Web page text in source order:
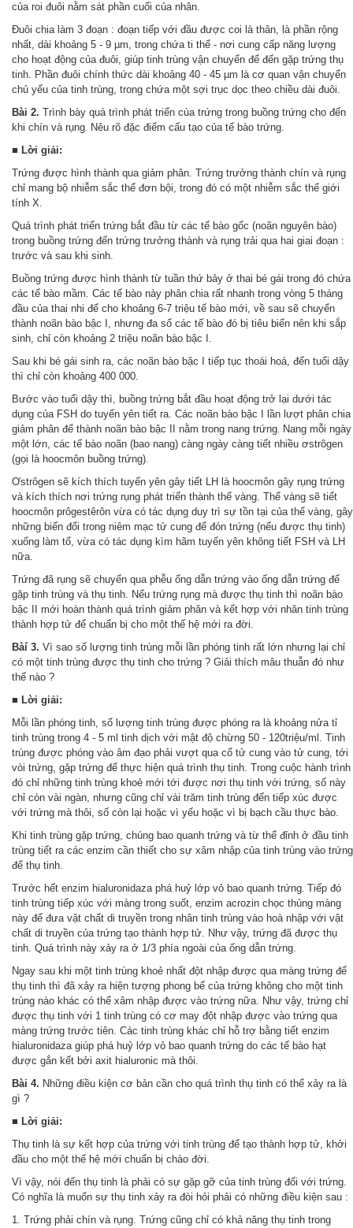
của roi đuôi nằm sát phần cuối của nhân.
Đuôi chia làm 3 đoạn : đoạn tiếp với đầu được coi là thân, là phần rộng
nhất, dài khoảng 5 - 9 µm, trong chứa ti thể - nơi cung cấp năng lượng
cho hoạt động của đuôi, giúp tinh trùng vận chuyển để đến gặp trứng thụ
tinh. Phần đuôi chính thức dài khoảng 40 - 45 µm là cơ quan vận chuyển
chủ yếu của tinh trùng, trong chứa một sợi trục dọc theo chiều dài đuôi.
Bài 2. Trình bày quá trình phát triển cùa trứng trong buồng trứng cho đến
khi chín và rụng Nêu rõ đặc điểm cấu tạo của tế bào trứng.
■ Lời giải:
Trứng được hình thành qua giảm phân. Trứng trưởng thành chín và rụng
chỉ mang bộ nhiễm sắc thể đơn bội, trong đó có một nhiễm sắc thể giới
tính X.
Quá trình phát triển trứng bắt đầu từ các tế bào gốc (noãn nguyên bào)
trong buồng trứng đến trứng trưởng thành và rụng trải qua hai giai đoạn :
trước và sau khi sinh.
Buồng trứng được hình thành từ tuần thứ bảy ở thai bé gái trong đó chứa
các tế bào mầm. Các tế bào này phân chia rất nhanh trong vòng 5 tháng
đầu của thai nhi để cho khoảng 6-7 triệu tế bào mới, về sau sẽ chuyển
thành noãn bào bậc I, nhưng đa số các tế bào đó bị tiêu biến nên khi sắp
sinh, chỉ còn khoảng 2 triệu noãn bào bậc I.
Sau khi bé gái sinh ra, các noãn bào bậc I tiếp tục thoái hoá, đến tuổi dậy
thì chỉ còn khoảng 400 000.
Bước vào tuổi dậy thì, buồng trứng bắt đầu hoạt động trở lại dưới tác
dụng của FSH do tuyến yên tiết ra. Các noãn bào bậc I lần lượt phân chia
giảm phân để thành noãn bào bậc II nằm trong nang trứng Nang mỗi ngày
một lớn, các tế bào noãn (bao nang) càng ngày càng tiết nhiều ơstrôgen
(gọi là hoocmôn buồng trứng).
Ơstrôgen sẽ kích thích tuyến yên gây tiết LH là hoocmôn gây rụng trứng
và kích thích nơi trứng rụng phát triển thành thể vàng. Thể vàng sẽ tiết
hoocmôn prôgestêrôn vừa có tác dụng duy trì sự tồn tại của thể vàng, gây
những biến đổi trong niêm mạc tử cung để đón trứng (nếu được thụ tinh)
xuống làm tổ, vừa có tác dụng kìm hãm tuyến yên không tiết FSH và LH
nữa.
Trứng đã rụng sẽ chuyển qua phễu ống dẫn trứng vào ống dẫn trứng để
gặp tinh trùng và thụ tinh. Nếu trứng rụng mà được thụ tinh thì noãn bào
bậc II mới hoàn thành quá trình giảm phân và kết hợp với nhân tinh trùng
thành hợp tử để chuẩn bị cho một thế hệ mới ra đời.
Bàí 3. Vì sao số lượng tinh trùng mỗi lần phóng tinh rất lớn nhưng lại chỉ
có một tinh trùng được thụ tinh cho trứng ? Giải thích mâu thuẫn đó như
thế nào ?
■ Lời giải:
Mỗi lần phóng tinh, số lượng tinh trùng được phóng ra là khoảng nửa tỉ
tinh trùng trong 4 - 5 ml tinh dịch với mật độ chừng 50 - 120triệu/ml. Tinh
trùng được phóng vào âm đạo phải vượt qua cổ tử cung vào tử cung, tới
vòi trứng, gặp trứng để thực hiện quá trình thụ tinh. Trong cuộc hành trình
đó chỉ những tinh trùng khoẻ mới tới được nơi thụ tinh với trứng, số này
chỉ còn vài ngàn, nhưng cũng chỉ vài trăm tinh trùng đến tiếp xúc được
với trứng mà thôi, số còn lại hoặc vì yếu hoặc vì bị bạch cầu thực bào.
Khi tinh trùng gặp trứng, chúng bao quanh trứng và từ thể đỉnh ở đầu tinh
trùng tiết ra các enzim cần thiết cho sự xâm nhập của tinh trùng vào trứng
để thụ tinh.
Trước hết enzim hialuronidaza phá huỷ lớp vỏ bao quanh trứng Tiếp đó
tinh trùng tiếp xúc với màng trong suốt, enzim acrozin chọc thủng màng
này để đưa vật chất di truyền trong nhân tinh trùng vào hoà nhập với vật
chất di truyền của trứng tạo thành hợp tử. Như vậy, trứng đã được thụ
tinh. Quá trình này xảy ra ở 1/3 phía ngoài của ống dẫn trứng.
Ngay sau khi một tinh trùng khoẻ nhất đột nhập được qua màng trứng để
thụ tinh thì đã xảy ra hiện tượng phong bế của trứng không cho một tinh
trùng nào khác có thể xâm nhập được vào trứng nữa. Như vậy, trứng chỉ
được thụ tinh với 1 tinh trùng có cơ may đột nhập được vào trứng qua
màng trứng trước tiên. Các tinh trùng khác chỉ hỗ trợ bằng tiết enzim
hialuronidaza giúp phá huỷ lớp vỏ bao quanh trứng do các tế bào hạt
được gắn kết bởi axit hialuronic mà thôi.
Bài 4. Những điều kiện cơ bản cần cho quá trình thụ tinh có thể xảy ra là
gì ?
■ Lời giải:
Thụ tinh là sự kết hợp của trứng với tinh trùng để tạo thành hợp tử, khởi
đầu cho một thế hệ mới chuẩn bị chào đời.
Vì vậy, nói đến thụ tinh là phải có sự gặp gỡ của tinh trùng đối với trứng.
Có nghĩa là muốn sự thụ tinh xảy ra đòi hỏi phải có những điều kiện sau :
1. Trứng phải chín và rụng. Trứng cũng chỉ có khả năng thụ tinh trong